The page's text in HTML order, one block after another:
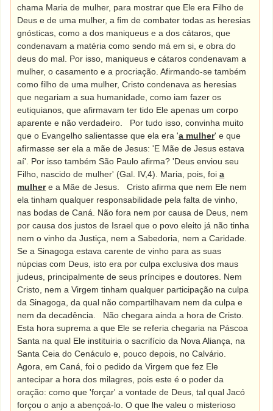
chama Maria de mulher, para mostrar que Ele era Filho de
Deus e de uma mulher, a fim de combater todas as heresias
gnósticas, como a dos maniqueus e a dos cátaros, que
condenavam a matéria como sendo má em si, e obra do
deus do mal. Por isso, maniqueus e cátaros condenavam a
mulher, o casamento e a procriação. Afirmando-se também
como filho de uma mulher, Cristo condenava as heresias
que negariam a sua humanidade, como iam fazer os
eutiquianos, que afirmavam ter tido Ele apenas um corpo
aparente e não verdadeiro.
Por tudo isso, convinha muito
que o Evangelho salientasse que ela era 'a mulher' e que
afirmasse ser ela a mãe de Jesus: 'E Mãe de Jesus estava
aí'. Por isso também São Paulo afirma? 'Deus enviou seu
Filho, nascido de mulher' (Gal. IV,4). Maria, pois, foia
mulhere a Mãe de Jesus.
Cristo afirma que nem Ele nem
ela tinham qualquer responsabilidade pela falta de vinho,
nas bodas de Caná. Não fora nem por causa de Deus, nem
por causa dos justos de Israel que o povo eleito já não tinha
nem o vinho da Justiça, nem a Sabedoria, nem a Caridade.
Se a Sinagoga estava carente de vinho para as suas
núpcias com Deus, isto era por culpa exclusiva dos maus
judeus, principalmente de seus príncipes e doutores. Nem
Cristo, nem a Virgem tinham qualquer participação na culpa
da Sinagoga, da qual não compartilhavam nem da culpa e
nem da decadência.
Não chegara ainda a hora de Cristo.
Esta hora suprema a que Ele se referia chegaria na Páscoa
Santa na qual Ele instituiria o sacrifício da Nova Aliança, na
Santa Ceia do Cenáculo e, pouco depois, no Calvário.
Agora, em Caná, foi o pedido da Virgem que fez Ele
antecipar a hora dos milagres, pois este é o poder da
oração: como que 'forçar' a vontade de Deus, tal qual Jacó
forçou o anjo a abençoá-lo. O que lhe valeu o misterioso